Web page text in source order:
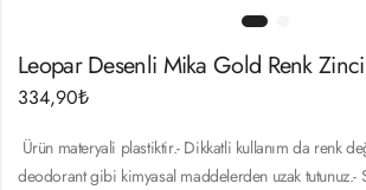
Leopar Desenli Mika Gold Renk
334,90₺
Ürün materyali plastiktir.- Dikkatli kullanım da renk
deodorant gibi kimyasal maddelerden uzak tutunuz.-